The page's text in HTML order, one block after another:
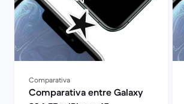
Comparativa
Comparativa entre Galaxy